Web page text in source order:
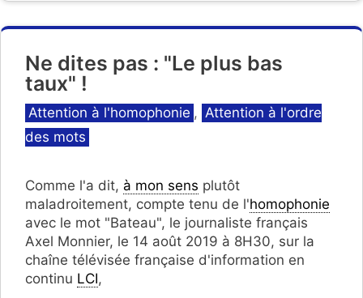
Ne dites pas : "Le plus bas
taux" !
Catégories
Attention à l'homophonie , Attention à l'ordre
des mots
Comme l'a dit, à mon sens plutôt
maladroitement, compte tenu de l'homophonie
avec le mot "Bateau", le journaliste français
Axel Monnier, le 14 août 2019 à 8H30, sur la
chaîne télévisée française d'information en
continu LCI,